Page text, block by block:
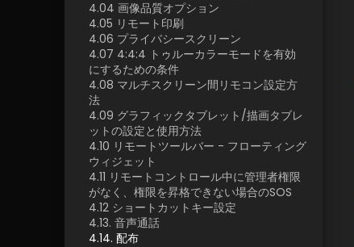
4.04 画像品質オプション
4.05 リモート印刷
4.06 プライバシースクリーン
4.07 4:4:4 トゥルーカラーモードを有効
にするための条件
4.08 マルチスクリーン間リモコン設定方
法
4.09 グラフィックタブレット/描画タブレ
ットの設定と使用方法
4.10 リモートツールバー - フローティング
ウィジェット
4.11 リモートコントロール中に管理者権限
がなく、権限を昇格できない場合のSOS
4.12 ショートカットキー設定
4.13. 音声通話
4.14. 配布